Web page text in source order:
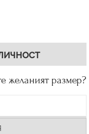
желаният размер?